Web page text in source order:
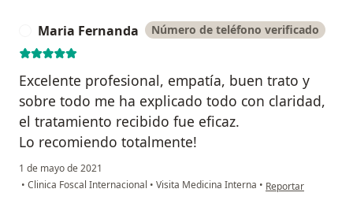
Maria Fernanda Número de teléfono verificado
Excelente profesional, empatía, buen trato y
sobre todo me ha explicado todo con claridad,
el tratamiento recibido fue eficaz.
Lo recomiendo totalmente!
1 de mayo de 2021
• Clinica Foscal Internacional • Visita Medicina Interna • en opinión del
Reportar